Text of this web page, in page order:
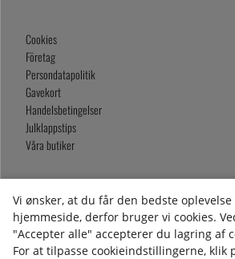
Cookies
Företag
Persondatapolitik
Gavekort
Handelsbetingelser
Julklappstips
Våra butiker
2026 KitchenLab AB
Vi ønsker, at du får den bedste oplevelse
hjemmeside, derfor bruger vi cookies.
"Accepter alle" accepterer du lagring af
For at tilpasse cookieindstillingerne, klik